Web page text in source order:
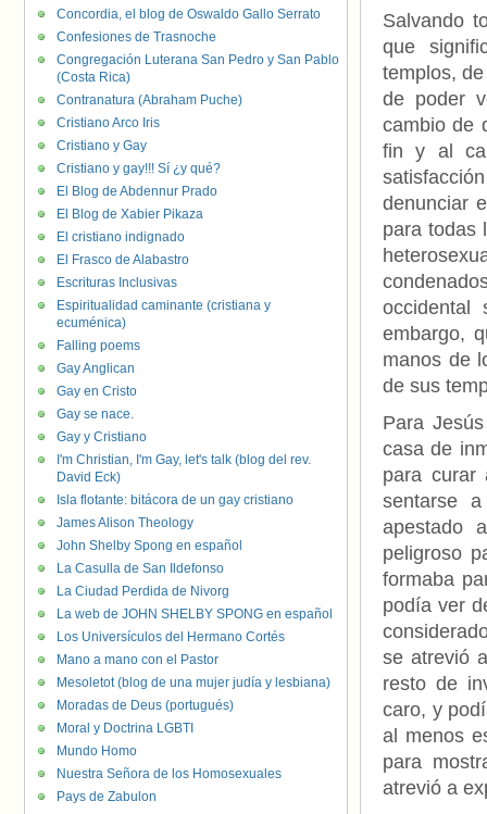
Salvando
que
templos,
de poder
cambio de
fin y al
denunciar
para todas
embargo,
manos de
de sus
Para
casa de
para curar
sentarse
apestado
peligroso
formaba
podía ver
se atrevió
resto de
caro, y
al menos
para
atrevió a
Concordia, el blog de Oswaldo Gallo Serrato
Confesiones de Trasnoche
Congregación Luterana San Pedro y San Pablo
(Costa Rica)
Contranatura (Abraham Puche)
Cristiano Arco Iris
Cristiano y Gay
Cristiano y gay!!! Sí ¿y qué?
El Blog de Abdennur Prado
El Blog de Xabier Pikaza
El cristiano indignado
El Frasco de Alabastro
Escrituras Inclusivas
Espiritualidad caminante (cristiana y
ecuménica)
Falling poems
Gay Anglican
Gay en Cristo
Gay se nace.
Gay y Cristiano
I'm Christian, I'm Gay, let's talk (blog del rev.
David Eck)
Isla flotante: bitácora de un gay cristiano
James Alison Theology
John Shelby Spong en español
La Casulla de San Ildefonso
La Ciudad Perdida de Nivorg
La web de JOHN SHELBY SPONG en español
Los Universículos del Hermano Cortés
Mano a mano con el Pastor
Mesoletot (blog de una mujer judía y lesbiana)
Moradas de Deus (portugués)
Moral y Doctrina LGBTI
Mundo Homo
Nuestra Señora de los Homosexuales
Pays de Zabulon